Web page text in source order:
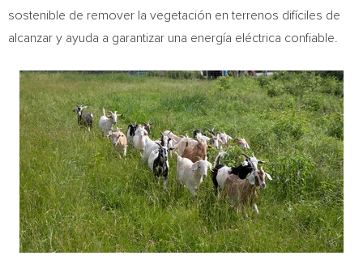
sostenible de remover la vegetación en terrenos difíciles de
alcanzar y ayuda a garantizar una energía eléctrica confiable.